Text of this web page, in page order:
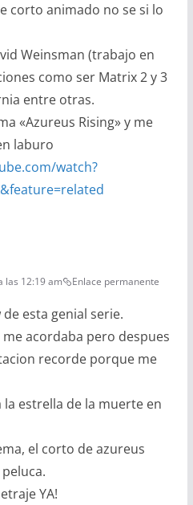
corto animado no se si lo
Weinsman (trabajo en
como ser Matrix 2 y 3
entre otras.
«Azureus Rising» y me
laburo
watch?
las 12:19 am Enlace permanente
esta genial serie.
acordaba pero despues
recorde porque me
la estrella de la muerte en
el corto de azureus
YA!